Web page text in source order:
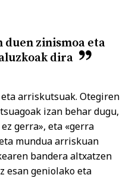
zinismoa eta
dira
arriskutsuak. Otegiren
izan behar dugu,
gerra», eta «gerra
mundua arriskuan
bandera altxatzen
esan geniolako eta